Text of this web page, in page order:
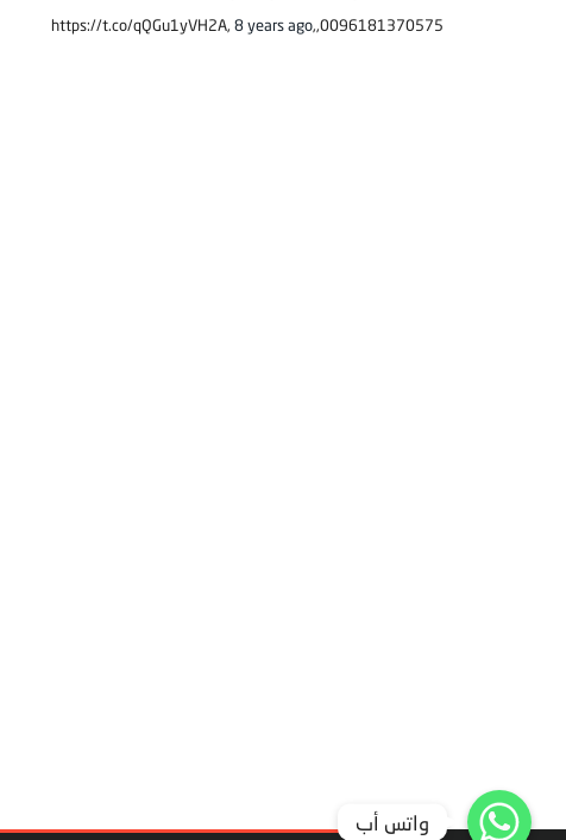
0096181370575,,https://t.co/qQGu1yVH2A,
8 years ago
واتس أب